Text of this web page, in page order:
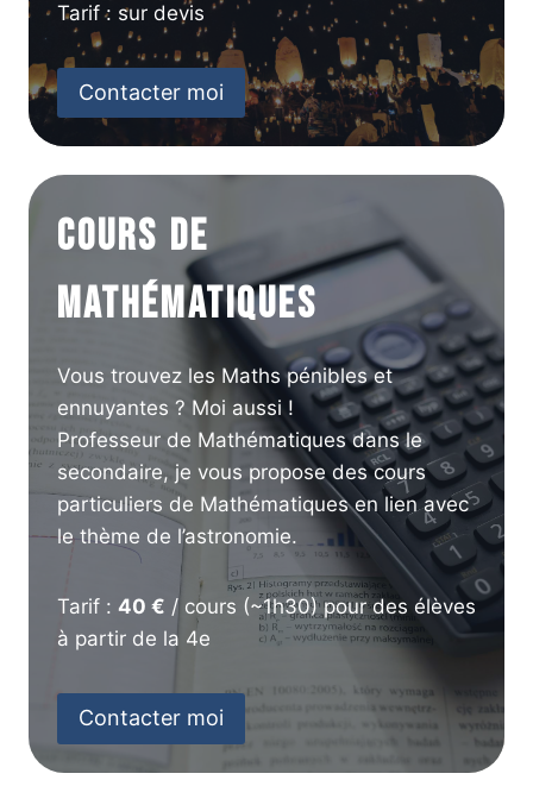
Tarif : sur devis
Contacter moi
Cours de
Mathématiques
Vous trouvez les Maths pénibles et
ennuyantes ? Moi aussi !
Professeur de Mathématiques dans le
secondaire, je vous propose des cours
particuliers de Mathématiques en lien avec
le thème de l’astronomie.
Tarif : 40 € / cours (~1h30) pour des élèves
à partir de la 4e
Contacter moi